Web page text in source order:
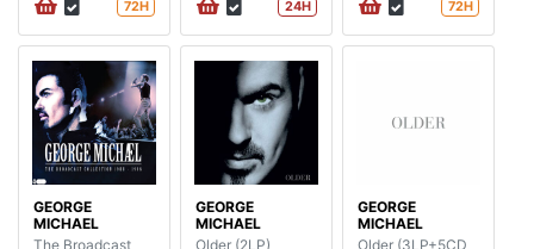
72H 24H 72H
GEORGE
MICHAEL
The Broadcast
GEORGE
MICHAEL
Older (2LP)
GEORGE
MICHAEL
Older (3LP+5CD